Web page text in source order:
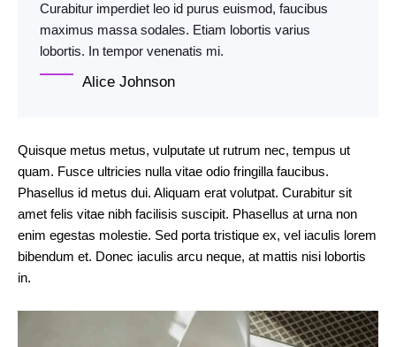
Curabitur imperdiet leo id purus euismod, faucibus
maximus massa sodales. Etiam lobortis varius
lobortis. In tempor venenatis mi.
Alice Johnson
Quisque metus metus, vulputate ut rutrum nec, tempus ut
quam. Fusce ultricies nulla vitae odio fringilla faucibus.
Phasellus id metus dui. Aliquam erat volutpat. Curabitur sit
amet felis vitae nibh facilisis suscipit. Phasellus at urna non
enim egestas molestie. Sed porta tristique ex, vel iaculis lorem
bibendum et. Donec iaculis arcu neque, at mattis nisi lobortis
in.